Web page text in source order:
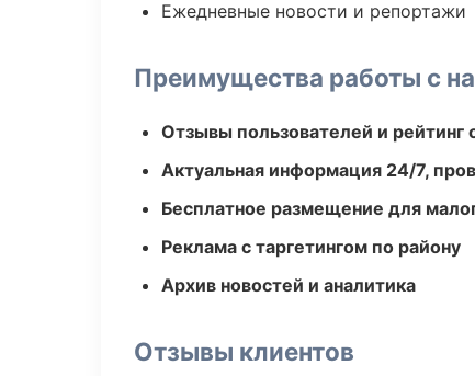
Ежедневные новости и репортажи
Преимущества работы с
Отзывы пользователей и рейтинг
Актуальная информация 24/7,
Бесплатное размещение для
Реклама с таргетингом по району
Архив новостей и аналитика
Отзывы клиентов